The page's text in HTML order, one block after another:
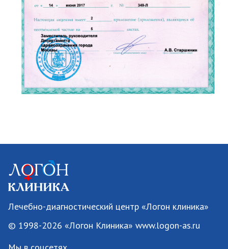
Лечебно-диагностический центр «Логон клиника»
© 1998-2026 «Логон Клиника» www.logon-as.ru